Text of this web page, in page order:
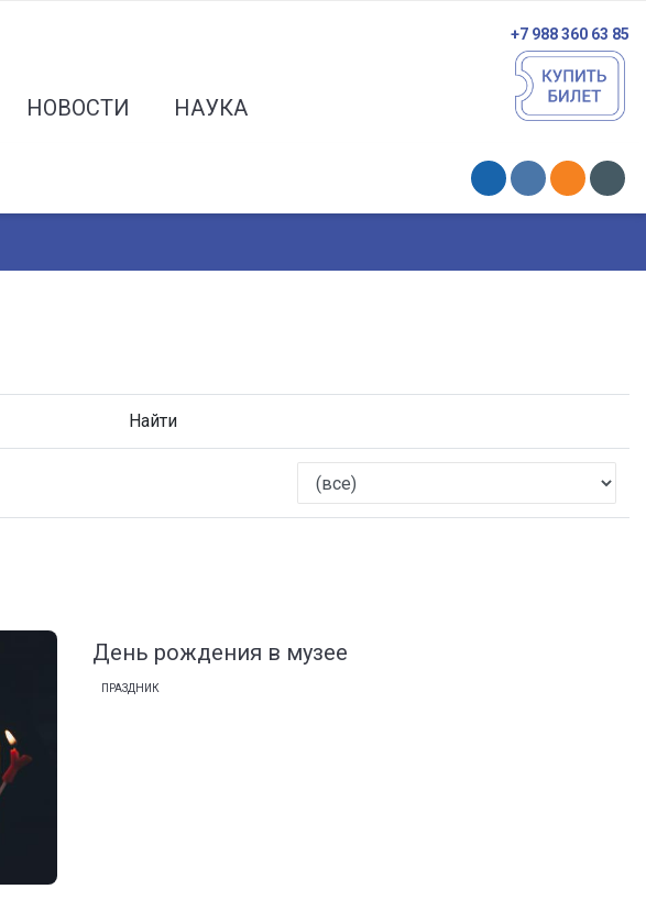
НОВОСТИ НАУКА
+7 988 360 63 85
Найти
День рождения в музее
ПРАЗДНИК